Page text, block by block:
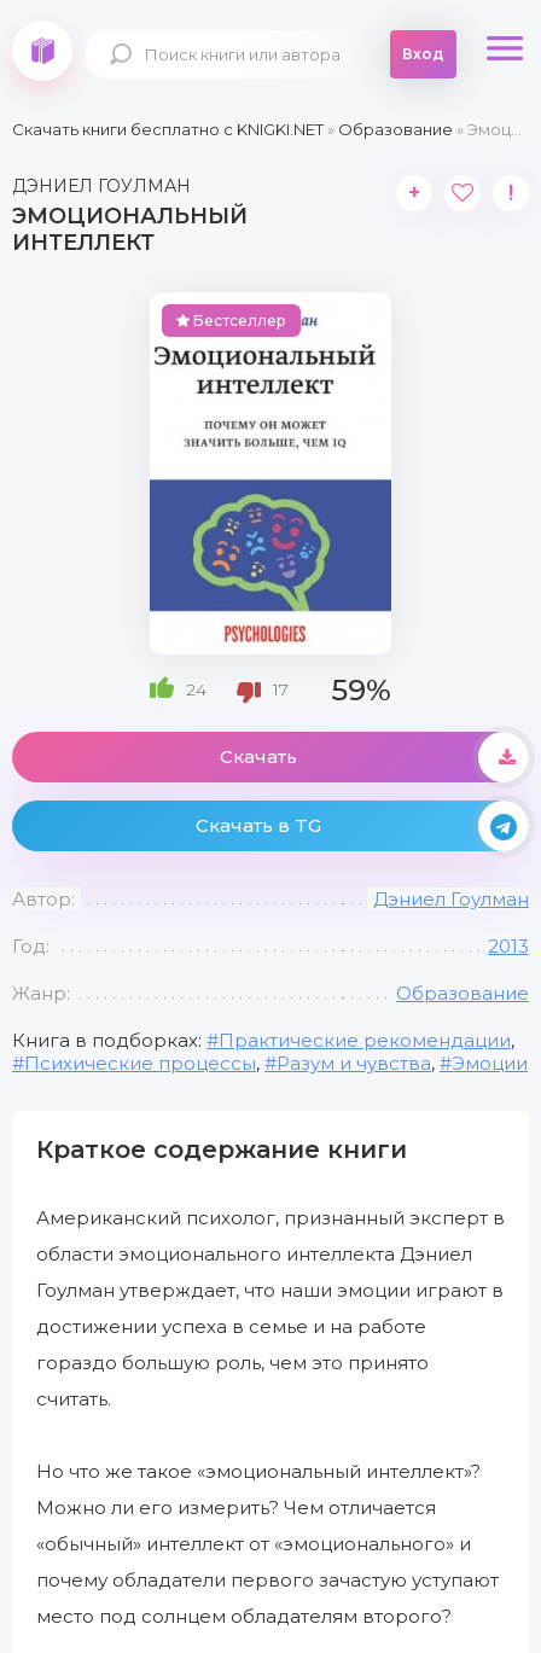
Вход
Скачать книги бесплатно c KNIGKI.NET» Образование » Эмоциональный интеллект
ДЭНИЕЛ ГОУЛМАН
ЭМОЦИОНАЛЬНЫЙ
ИНТЕЛЛЕКТ
+ !
Бестселлер
24 17 59%
Скачать
Скачать в TG
Автор: Дэниел Гоулман
Год: 2013
Жанр: Образование
Книга в подборках: Практические рекомендации,
Психические процессы, Разум и чувства, Эмоции
Краткое содержание книги
Американский психолог, признанный эксперт в
области эмоционального интеллекта Дэниел
Гоулман утверждает, что наши эмоции играют в
достижении успеха в семье и на работе
гораздо большую роль, чем это принято
считать.
Но что же такое «эмоциональный интеллект»?
Можно ли его измерить? Чем отличается
«обычный» интеллект от «эмоционального» и
почему обладатели первого зачастую уступают
место под солнцем обладателям второго?